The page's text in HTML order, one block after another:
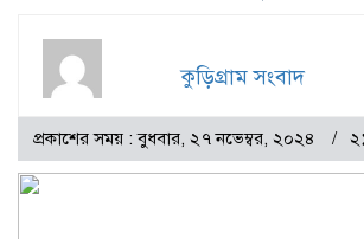
কুড়িগ্রাম সংবাদ
প্রকাশের সময় : বুধবার, ২৭ নভেম্বর, ২০২৪